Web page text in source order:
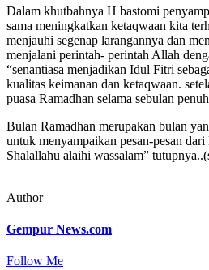
Dalam khutbahnya H bastomi
sama meningkatkan ketaqwaan kita
menjauhi segenap larangannya dan
menjalani perintah- perintah Allah
“senantiasa menjadikan Idul Fitri
kualitas keimanan dan ketaqwaan.
puasa Ramadhan selama sebulan
Bulan Ramadhan merupakan bulan
untuk menyampaikan pesan-pesan
Shalallahu alaihi wassalam”
Author
Gempur News.com
Follow Me